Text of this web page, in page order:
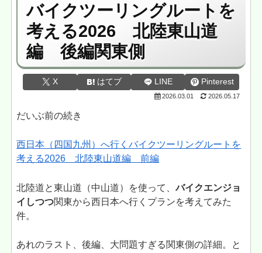
バイクツーリングルートを
考える2026 北陸東山道
編 後編関東側
X はてブ LINE Pinterest
2026.03.01 2026.05.17
だいぶ前の続き
西日本（四国九州）へ行くバイクツーリングルートを
考える2026 北陸東山道編 前編
北陸道と東山道（中山道）を使って、バイクエンジョ
イしつつ関東から西日本へ行くプランを考えてみた
件。
あれのラスト、後編、大問題すぎる関東側の詳細。と